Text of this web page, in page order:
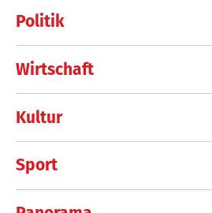
Politik
Wirtschaft
Kultur
Sport